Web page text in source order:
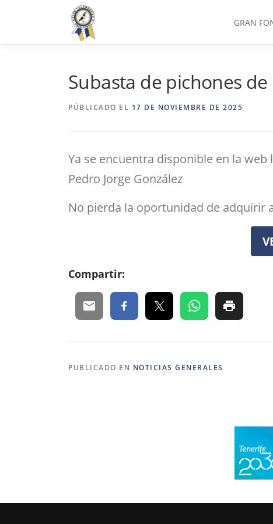
GRAN
Subasta de pichones
PÚBLICADO EL 17 DE NOVIEMBRE DE 2025
Ya se encuentra disponible en la
Pedro Jorge González
No pierda la oportunidad de adquirir
Compartir:
PUBLICADO EN NOTICIAS GENERALES